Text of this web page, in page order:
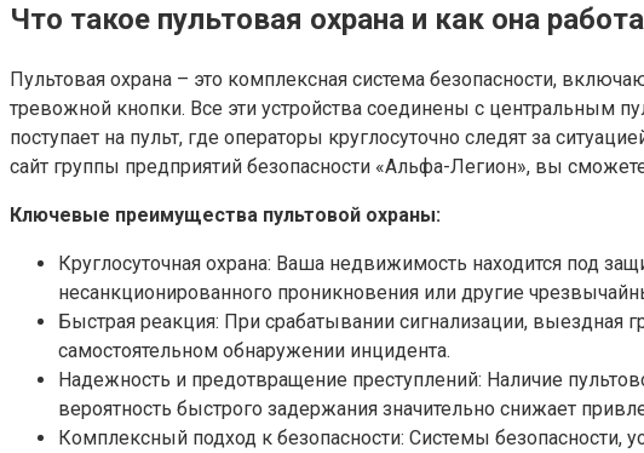
Что такое пультовая охрана и как она
Пультовая охрана – это комплексная система безопасности,
тревожной кнопки. Все эти устройства соединены с центральным
поступает на пульт, где операторы круглосуточно следят за
сайт группы предприятий безопасности «Альфа-Легион», вы
Ключевые преимущества пультовой охраны:
Круглосуточная охрана: Ваша недвижимость находится под
несанкционированного проникновения или другие
Быстрая реакция: При срабатывании сигнализации, выездная
самостоятельном обнаружении инцидента.
Надежность и предотвращение преступлений: Наличие
вероятность быстрого задержания значительно снижает
Комплексный подход к безопасности: Системы